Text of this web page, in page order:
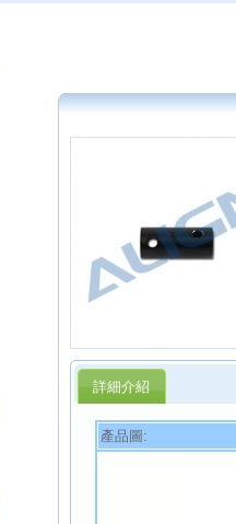
詳細介紹
產品圖: